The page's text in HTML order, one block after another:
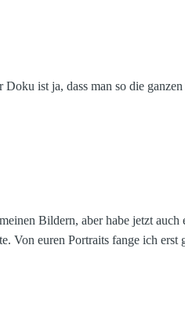
ist ja, dass man so die
Bildern, aber habe jetzt
Von euren Portraits fange ich erst